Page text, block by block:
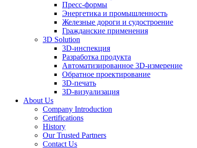
Пресс-формы
Энергетика и промышленность
Железные дороги и судостроение
Гражданские применения
3D Solution
3D-инспекция
Разработка продукта
Автоматизированное 3D-измерение
Обратное проектирование
3D-печать
3D-визуализация
About Us
Company Introduction
Certifications
History
Our Trusted Partners
Contact Us